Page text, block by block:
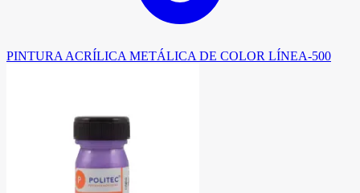
PINTURA ACRÍLICA METÁLICA DE COLOR LÍNEA-500